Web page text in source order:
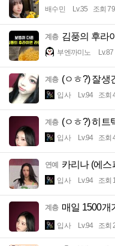
배수민 Lv.35 조회
계층 김풍의 후라
부엔까미노 Lv.87
계층 (ㅇㅎ?) 잘생
입사 Lv.94 조회
계층 (ㅇㅎ?) 히트
입사 Lv.94 조회
연예 카리나 (에스
입사 Lv.94 조회
계층 매일 1500개
입사 Lv.94 조회